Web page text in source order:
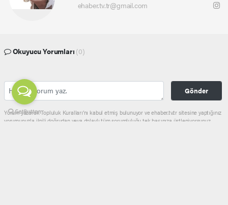
ehaber.tv.tr@gmail.com
Okuyucu Yorumları (0)
Gönder
Yorum yazarak Topluluk Kuralları’nı kabul etmiş bulunuyor ve ehaber.tv.tr sitesine yaptığınız
yorumunuzla ilgili doğrudan veya dolaylı tüm sorumluluğu tek başınıza üstleniyorsunuz.